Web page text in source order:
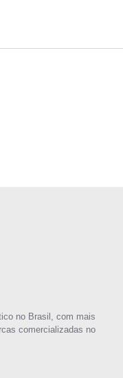
no Brasil, com mais
comercializadas no